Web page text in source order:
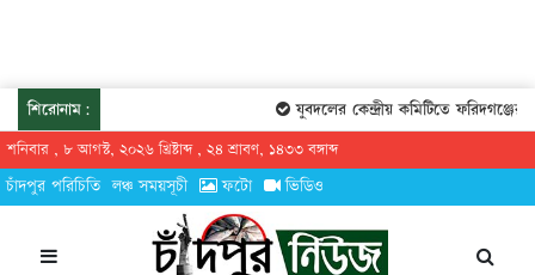
শিরোনাম: যুবদলের কেন্দ্রীয় কমিটিতে ফরিদগঞ্জের
শনিবার , ৮ আগস্ট, ২০২৬ খ্রিষ্টাব্দ , ২৪ শ্রাবণ, ১৪৩৩ বঙ্গাব্দ
চাঁদপুর পরিচিতি লঞ্চ সময়সূচী ফটো ভিডিও